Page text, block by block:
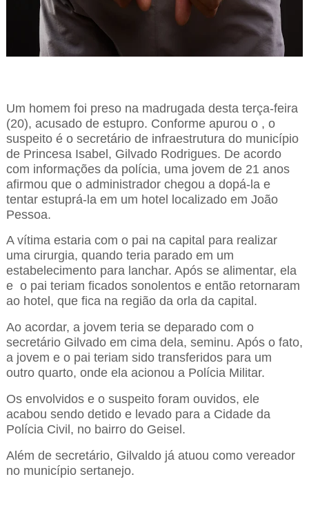
Um homem foi preso na madrugada desta terça-feira
(20), acusado de estupro. Conforme apurou o , o
suspeito é o secretário de infraestrutura do município
de Princesa Isabel, Gilvado Rodrigues. De acordo
com informações da polícia, uma jovem de 21 anos
afirmou que o administrador chegou a dopá-la e
tentar estuprá-la em um hotel localizado em João
Pessoa.
A vítima estaria com o pai na capital para realizar
uma cirurgia, quando teria parado em um
estabelecimento para lanchar. Após se alimentar, ela
e o pai teriam ficados sonolentos e então retornaram
ao hotel, que fica na região da orla da capital.
Ao acordar, a jovem teria se deparado com o
secretário Gilvado em cima dela, seminu. Após o fato,
a jovem e o pai teriam sido transferidos para um
outro quarto, onde ela acionou a Polícia Militar.
Os envolvidos e o suspeito foram ouvidos, ele
acabou sendo detido e levado para a Cidade da
Polícia Civil, no bairro do Geisel.
Além de secretário, Gilvaldo já atuou como vereador
no município sertanejo.